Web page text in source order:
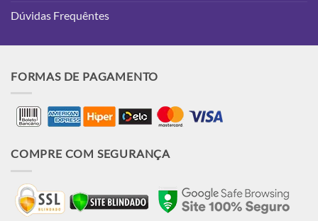
Dúvidas Frequêntes
FORMAS DE PAGAMENTO
COMPRE COM SEGURANÇA